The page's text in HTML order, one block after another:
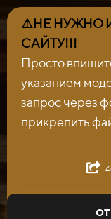
⚠️НЕ НУЖНО
САЙТУ!!!
Просто
указанием
запрос через
прикрепить